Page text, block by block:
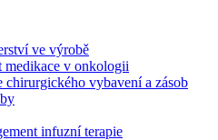
produktový katalog B.
ve výrobě
medikace v onkologii
chirurgického vybavení a zásob
infuzní terapie​